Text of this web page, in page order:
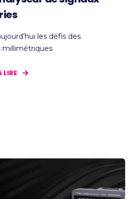
les défis des
millimétriques
LIRE